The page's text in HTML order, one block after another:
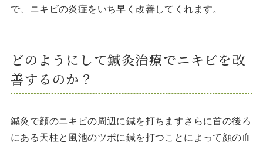
で、ニキビの炎症をいち早く改善してくれます。
どのようにして鍼灸治療でニキビを改
善するのか？
鍼灸で顔のニキビの周辺に鍼を打ちますさらに首の後ろ
にある天柱と風池のツボに鍼を打つことによって顔の血